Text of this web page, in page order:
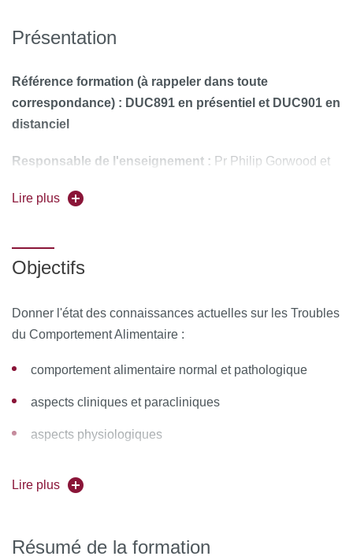
Présentation
Référence formation (à rappeler dans toute
correspondance) : DUC891 en présentiel et DUC901 en
distanciel
Responsable de l'enseignement : Pr Philip Gorwood et
Pour vous inscrire, déposez votre candidature sur
Lire plus
Objectifs
Donner l'état des connaissances actuelles sur les Troubles
du Comportement Alimentaire :
comportement alimentaire normal et pathologique
aspects cliniques et paracliniques
aspects physiologiques
Lire plus
Résumé de la formation